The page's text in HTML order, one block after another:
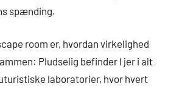
spænding.
room er, hvordan virkelighed
Pludselig befinder I jer i alt
laboratorier, hvor hvert